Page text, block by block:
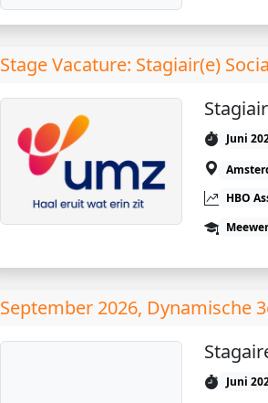
Stage Vacature: Stagiair(e)
Juni
HBO
September 2026, Dynamische
Juni